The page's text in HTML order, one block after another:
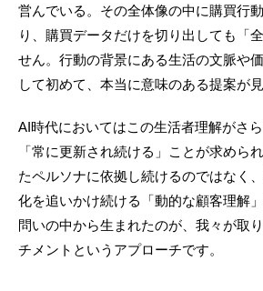
営んでいる。その全体像の中に購買行
り、購買データだけを切り出しても「
せん。行動の背景にある生活の文脈や
して初めて、本当に意味のある提案が見
AI時代においてはこの生活者理解がさ
「常に更新され続ける」ことが求めら
たペルソナに依拠し続けるのではなく
化を追いかけ続ける「動的な顧客理解
問いの中から生まれたのが、我々が取
チメントというアプローチです。